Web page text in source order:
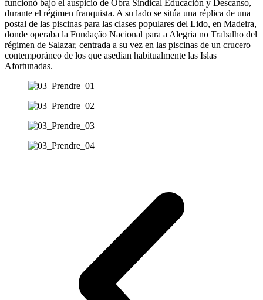
funcionó bajo el auspicio de Obra Sindical Educación y Descanso,
durante el régimen franquista. A su lado se sitúa una réplica de una
postal de las piscinas para las clases populares del Lido, en Madeira,
donde operaba la Fundação Nacional para a Alegria no Trabalho del
régimen de Salazar, centrada a su vez en las piscinas de un crucero
contemporáneo de los que asedian habitualmente las Islas
Afortunadas.